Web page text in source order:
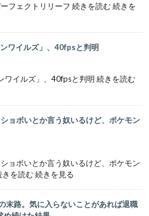
フェクトリリーフ 続きを読む 続きを
ワイルズ」、40fpsと判明
ワイルズ」、40fpsと判明 続きを読む
ョボいとか言う奴いるけど、ポケモン
ョボいとか言う奴いるけど、ポケモン
を読む 続きを見る
末路。気に入らないことがあれば退職